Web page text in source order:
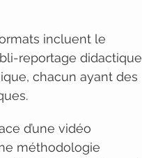
incluent le
reportage didactique
chacun ayant des
d’une vidéo
méthodologie